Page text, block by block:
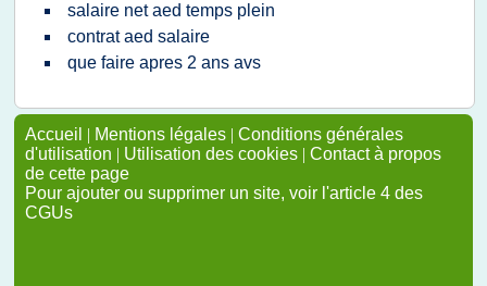
salaire net aed temps plein
contrat aed salaire
que faire apres 2 ans avs
Accueil | Mentions légales | Conditions générales
d'utilisation | Utilisation des cookies | Contact à propos
de cette page
Pour ajouter ou supprimer un site, voir l'article 4 des
CGUs